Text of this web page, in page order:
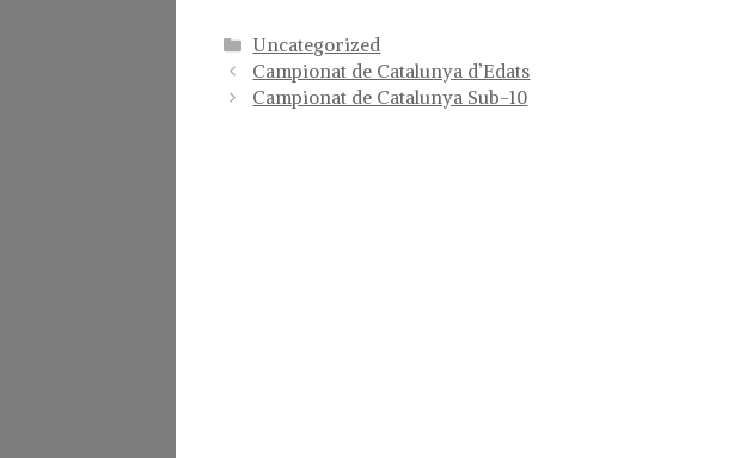
Categorías
Uncategorized
Campionat de Catalunya d’Edats
Campionat de Catalunya Sub-10